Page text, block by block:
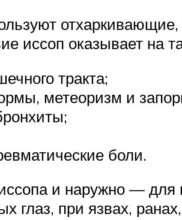
отхаркивающие,
иссоп оказывает на
тракта;
метеоризм и
боли.
и наружно — для
глаз, при язвах,